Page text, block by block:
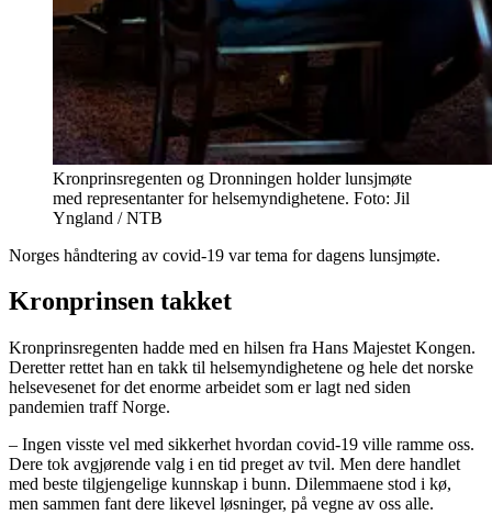
Kronprinsregenten og Dronningen holder lunsjmøte
med representanter for helsemyndighetene. Foto: Jil
Yngland / NTB
Norges håndtering av covid-19 var tema for dagens lunsjmøte.
Kronprinsen takket
Kronprinsregenten hadde med en hilsen fra Hans Majestet Kongen.
Deretter rettet han en takk til helsemyndighetene og hele det norske
helsevesenet for det enorme arbeidet som er lagt ned siden
pandemien traff Norge.
– Ingen visste vel med sikkerhet hvordan covid-19 ville ramme oss.
Dere tok avgjørende valg i en tid preget av tvil. Men dere handlet
med beste tilgjengelige kunnskap i bunn. Dilemmaene stod i kø,
men sammen fant dere likevel løsninger, på vegne av oss alle.